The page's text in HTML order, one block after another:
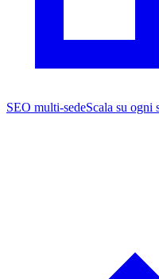
SEO multi-sedeScala su ogni